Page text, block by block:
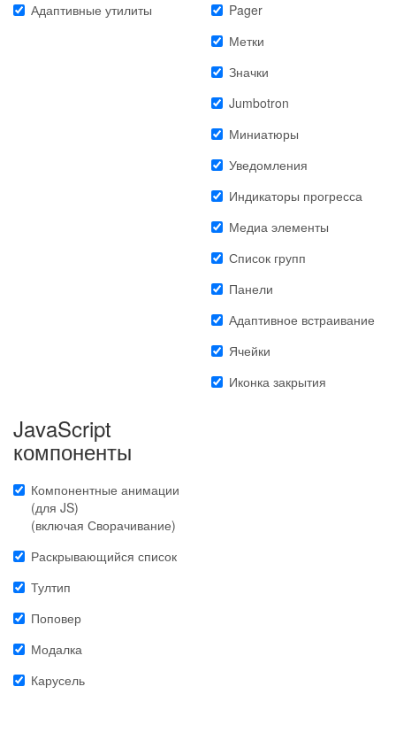
Адаптивные утилиты
Pager
Метки
Значки
Jumbotron
Миниатюры
Уведомления
Индикаторы прогресса
Медиа элементы
Список групп
Панели
Адаптивное встраивание
Ячейки
Иконка закрытия
JavaScript
компоненты
Компонентные анимации
(для JS)
(включая Сворачивание)
Раскрывающийся список
Тултип
Поповер
Модалка
Карусель